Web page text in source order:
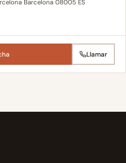
Barcelona 08005 ES
Llamar